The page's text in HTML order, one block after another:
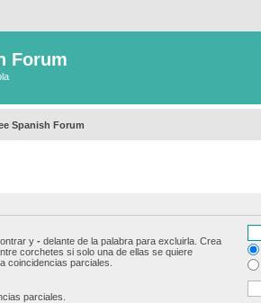
Forum
Spanish Forum
y - delante de la palabra para excluirla. Crea
corchetes si solo una de ellas se quiere
coincidencias parciales.
parciales.